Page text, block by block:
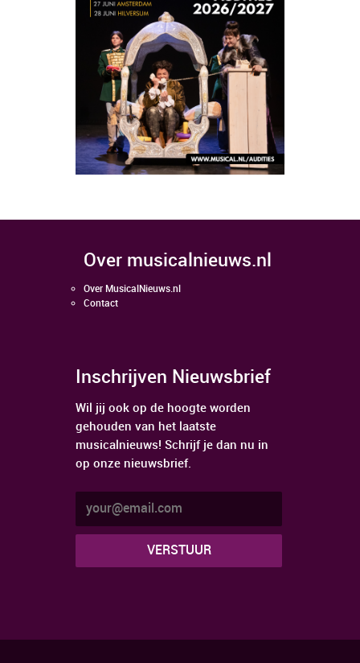
over musicalnieuws.nl
Over MusicalNieuws.nl
Contact
Inschrijven Nieuwsbrief
Wil jij ook op de hoogte worden
gehouden van het laatste
musicalnieuws! Schrijf je dan nu in
op onze nieuwsbrief.